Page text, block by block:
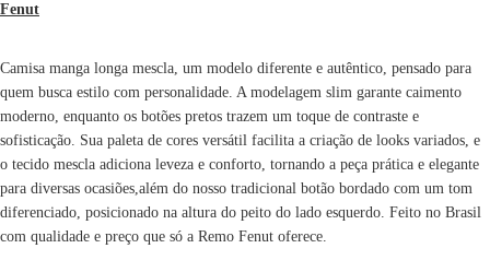
Fenut
Camisa manga longa mescla, um modelo diferente e autêntico, pensado para
quem busca estilo com personalidade. A modelagem slim garante caimento
moderno, enquanto os botões pretos trazem um toque de contraste e
sofisticação. Sua paleta de cores versátil facilita a criação de looks variados, e
o tecido mescla adiciona leveza e conforto, tornando a peça prática e elegante
para diversas ocasiões,além do nosso tradicional botão bordado com um tom
diferenciado, posicionado na altura do peito do lado esquerdo. Feito no Brasil
com qualidade e preço que só a Remo Fenut oferece.